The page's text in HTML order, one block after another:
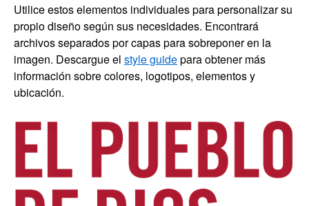
Utilice estos elementos individuales para personalizar su
propio diseño según sus necesidades. Encontrará
archivos separados por capas para sobreponer en la
imagen. Descargue el style guidepara obtener más
información sobre colores, logotipos, elementos y
ubicación.